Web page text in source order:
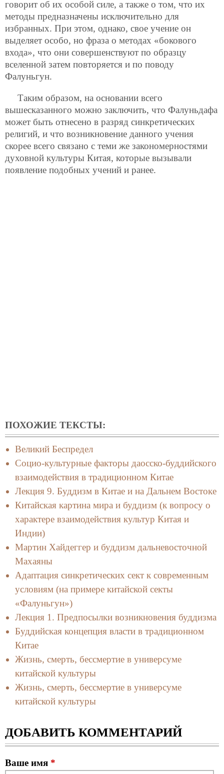
говорит об их особой силе, а также о том, что их
методы предназначены исключительно для
избранных. При этом, однако, свое учение он
выделяет особо, но фраза о методах «бокового
входа», что они совершенствуют по образцу
вселенной затем повторяется и по поводу
Фалуньгун.
Таким образом, на основании всего
вышесказанного можно заключить, что Фалуньдафа
может быть отнесено в разряд синкретических
религий, и что возникновение данного учения
скорее всего связано с теми же закономерностями
духовной культуры Китая, которые вызывали
появление подобных учений и ранее.
ПОХОЖИЕ ТЕКСТЫ:
Великий Беспредел
Социо-культурные факторы даосско-буддийского
взаимодействия в традиционном Китае
Лекция 9. Буддизм в Китае и на Дальнем Востоке
Китайская картина мира и буддизм (к вопросу о
характере взаимодействия культур Китая и
Индии)
Мартин Хайдеггер и буддизм дальневосточной
Махаяны
Адаптация синкретических сект к современным
условиям (на примере китайской секты
«Фалуньгун»)
Лекция 1. Предпосылки возникновения буддизма
Буддийская концепция власти в традиционном
Китае
Жизнь, смерть, бессмертие в универсуме
китайской культуры
Жизнь, смерть, бессмертие в универсуме
китайской культуры
ДОБАВИТЬ КОММЕНТАРИЙ
Ваше имя *